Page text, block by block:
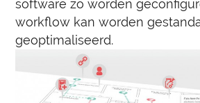
software zo worden
workflow kan worden
geoptimaliseerd.